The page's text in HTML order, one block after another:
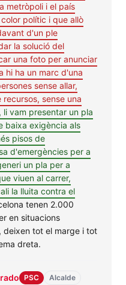
metròpoli i el país
polític i que allò
d'un ple
la solució del
una foto per anunciar
hi ha un marc d'una
sense allar,
recursos, sense una
li vam presentar un pla
baixa exigència als
pisos de
d'emergències per a
un pla per a
viuen al carrer,
la lluita contra el
tenen 2.000
en situacions
deixen tot el marge i tot
dreta.
PSC
Alcalde